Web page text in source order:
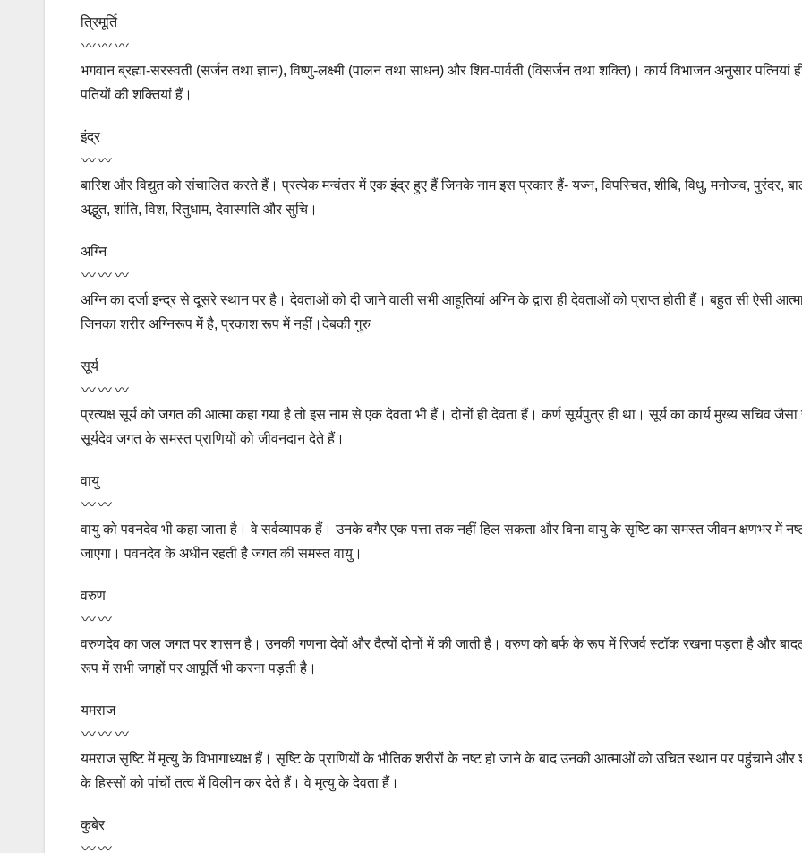
त्रिमूर्ति
भगवान ब्रह्मा-सरस्वती (सर्जन तथा ज्ञान), विष्णु-लक्ष्मी (पालन तथा साधन) और शिव-पार्वती (विसर्जन तथा शक्ति)। कार्य विभाजन अनुसार पत्नियां
पतियों की शक्तियां हैं।
इंद्र
बारिश और विद्युत को संचालित करते हैं। प्रत्येक मन्वंतर में एक इंद्र हुए हैं जिनके नाम इस प्रकार हैं- यज्न, विपस्चित, शीबि, विधु, मनोजव, पुरंदर,
अद्भुत, शांति, विश, रितुधाम, देवास्पति और सुचि।
अग्नि
अग्नि का दर्जा इन्द्र से दूसरे स्थान पर है। देवताओं को दी जाने वाली सभी आहूतियां अग्नि के द्वारा ही देवताओं को प्राप्त होती हैं। बहुत सी ऐसी
जिनका शरीर अग्निरूप में है, प्रकाश रूप में नहीं।देबकी गुरु
सूर्य
प्रत्यक्ष सूर्य को जगत की आत्मा कहा गया है तो इस नाम से एक देवता भी हैं। दोनों ही देवता हैं। कर्ण सूर्यपुत्र ही था। सूर्य का कार्य मुख्य सचिव जैसा
सूर्यदेव जगत के समस्त प्राणियों को जीवनदान देते हैं।
वायु
वायु को पवनदेव भी कहा जाता है। वे सर्वव्यापक हैं। उनके बगैर एक पत्ता तक नहीं हिल सकता और बिना वायु के सृष्टि का समस्त जीवन क्षणभर में
जाएगा। पवनदेव के अधीन रहती है जगत की समस्त वायु।
वरुण
वरुणदेव का जल जगत पर शासन है। उनकी गणना देवों और दैत्यों दोनों में की जाती है। वरुण को बर्फ के रूप में रिजर्व स्टॉक रखना पड़ता है और
रूप में सभी जगहों पर आपूर्ति भी करना पड़ती है।
यमराज
यमराज सृष्टि में मृत्यु के विभागाध्यक्ष हैं। सृष्टि के प्राणियों के भौतिक शरीरों के नष्ट हो जाने के बाद उनकी आत्माओं को उचित स्थान पर पहुंचाने और
के हिस्सों को पांचों तत्व में विलीन कर देते हैं। वे मृत्यु के देवता हैं।
कुबेर